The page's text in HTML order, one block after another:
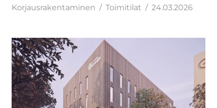
Korjausrakentaminen Toimitilat 24.03.2026